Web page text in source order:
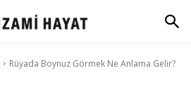
Rüyada Boynuz Görmek Ne Anlama Gelir?